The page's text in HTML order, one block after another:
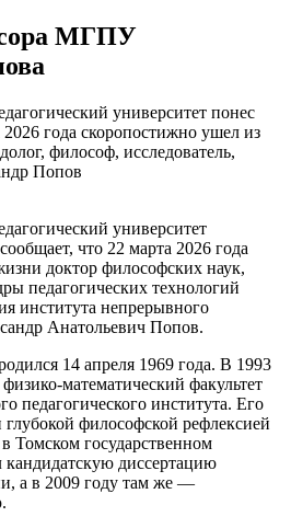
МГПУ
университет понес
года скоропостижно ушел из
философ, исследователь,
Попов
университет
что 22 марта 2026 года
доктор философских наук,
педагогических технологий
института непрерывного
Анатольевич Попов.
14 апреля 1969 года. В 1993
математический факультет
педагогического института. Его
философской рефлексией
Томском государственном
кандидатскую диссертацию
а в 2009 году там же —